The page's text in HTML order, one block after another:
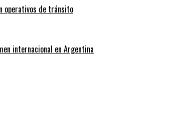
operativos de tránsito
internacional en Argentina